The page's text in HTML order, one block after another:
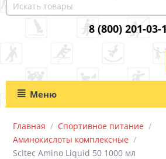
8 (800) 201-03-
Меню
Главная / Спортивное питание /
Аминокислоты комплексные /
Scitec Amino Liquid 50 1000 мл